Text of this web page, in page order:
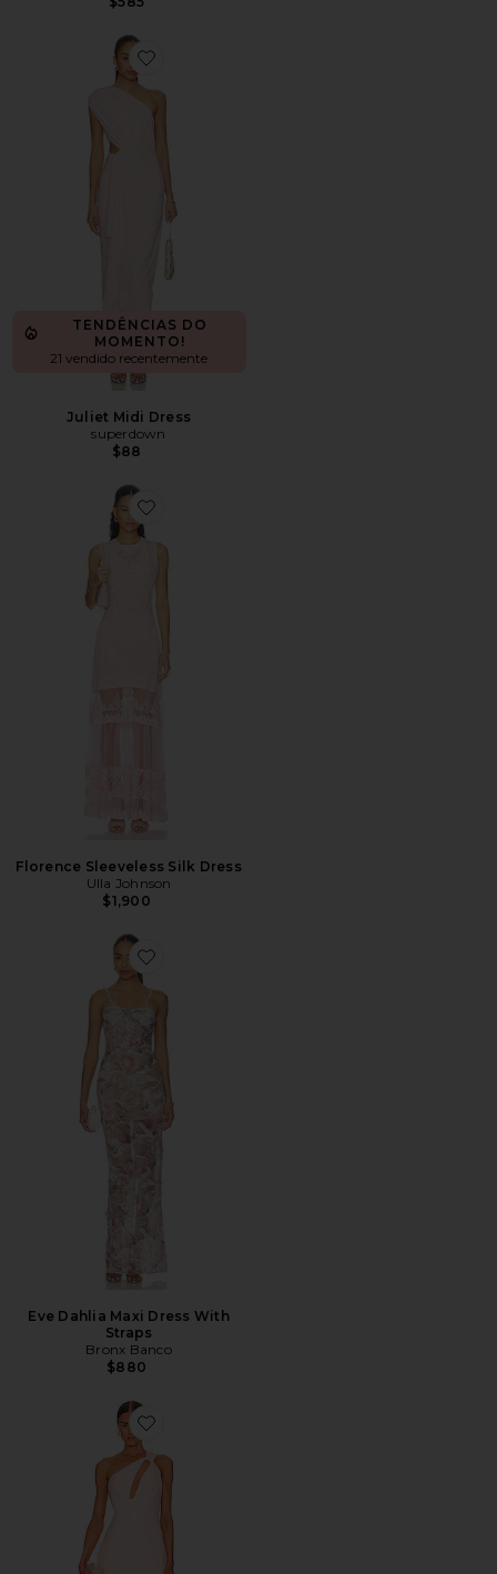
Favorite Juliet Midi Dress
TENDÊNCIAS DO
MOMENTO!
21 vendido recentemente
Juliet Midi Dress
superdown
$88
Favorite Florence Sleeveless Silk Dress
Florence Sleeveless Silk Dress
Ulla Johnson
$1,900
Favorite Eve Dahlia Maxi Dress With Straps
Eve Dahlia Maxi Dress With
Straps
Bronx Banco
$880
Favorite Edgy Dress